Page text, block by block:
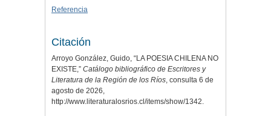
Referencia
Citación
Arroyo González, Guido, “LA POESIA CHILENA NO
EXISTE,” Catálogo bibliográfico de Escritores y
Literatura de la Región de los Ríos, consulta 6 de
agosto de 2026,
http://www.literaturalosrios.cl/items/show/1342.